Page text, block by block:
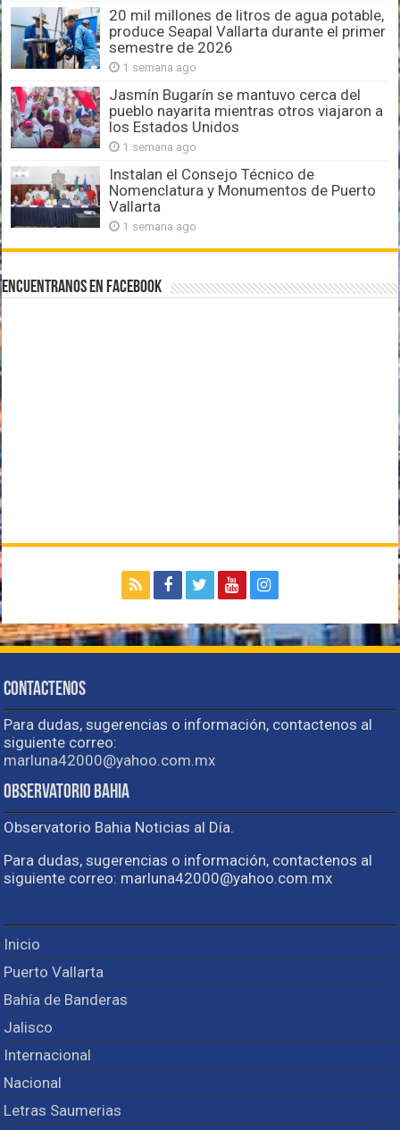
20 mil millones de litros de agua potable,
produce Seapal Vallarta durante el primer
semestre de 2026
1 semana ago
Jasmín Bugarín se mantuvo cerca del
pueblo nayarita mientras otros viajaron a
los Estados Unidos
1 semana ago
Instalan el Consejo Técnico de
Nomenclatura y Monumentos de Puerto
Vallarta
1 semana ago
Encuentranos en Facebook
Contactenos
Para dudas, sugerencias o información, contactenos al
siguiente correo:
marluna42000@yahoo.com.mx
Observatorio Bahia
Observatorio Bahia Noticias al Día.
Para dudas, sugerencias o información, contactenos al
siguiente correo: marluna42000@yahoo.com.mx
Inicio
Puerto Vallarta
Bahía de Banderas
Jalisco
Internacional
Nacional
Letras Saumerias